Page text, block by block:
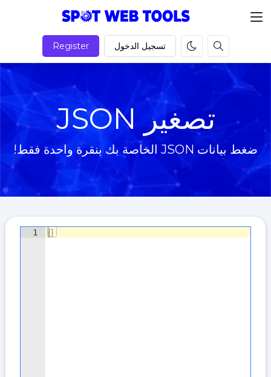
تسجيل الدخول Register
تصغير JSON
ضغط بيانات JSON الخاصة بك بنقرة واحدة فقط!
1 {}